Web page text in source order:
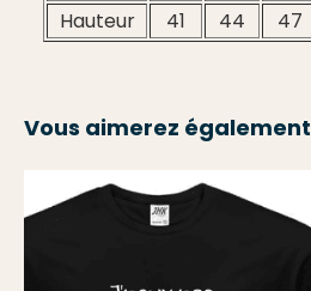
Hauteur
41 44 47
Vous aimerez également